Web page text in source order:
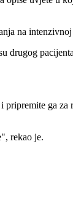
na
drugog
pripremite ga
rekao je.